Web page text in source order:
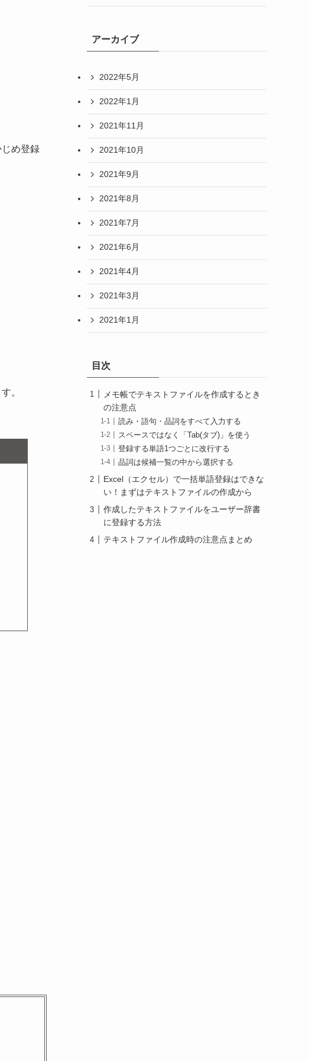
め登録
。
アーカイブ
2022年5月
2022年1月
2021年11月
2021年10月
2021年9月
2021年8月
2021年7月
2021年6月
2021年4月
2021年3月
2021年1月
目次
メモ帳でテキストファイルを作成するとき
の注意点
読み・語句・品詞をすべて入力する
スペースではなく「Tab(タブ)」を使う
登録する単語1つごとに改行する
品詞は候補一覧の中から選択する
Excel（エクセル）で一括単語登録はできな
い！まずはテキストファイルの作成から
作成したテキストファイルをユーザー辞書
に登録する方法
テキストファイル作成時の注意点まとめ